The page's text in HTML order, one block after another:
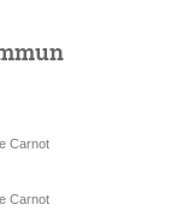
Carnot
Carnot